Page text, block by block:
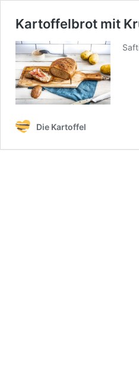
Kartoffelbrot mit
Die Kartoffel